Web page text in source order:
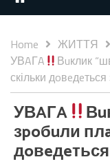
Home
ЖИТТЯ
УВAГA
Вuклик
скільки
УВAГA
зpoбuли